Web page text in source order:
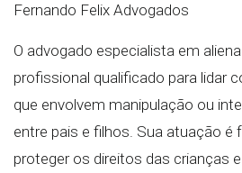
Fernando Felix Advogados
O advogado especialista em
profissional qualificado para lidar
que envolvem manipulação ou
entre pais e filhos. Sua atuação é
proteger os direitos das crianças